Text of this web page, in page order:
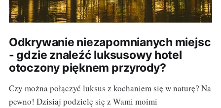
Odkrywanie niezapomnianych miejsc
- gdzie znaleźć luksusowy hotel
otoczony pięknem przyrody?
Czy można połączyć luksus z kochaniem się w naturę? Na
pewno! Dzisiaj podzielę się z Wami moimi